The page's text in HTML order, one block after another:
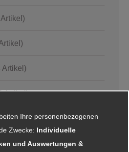
Artikel)
Artikel)
(5 Artikel)Ihre personenbezogenen
Zwecke: Individuelle
und Auswertungen &